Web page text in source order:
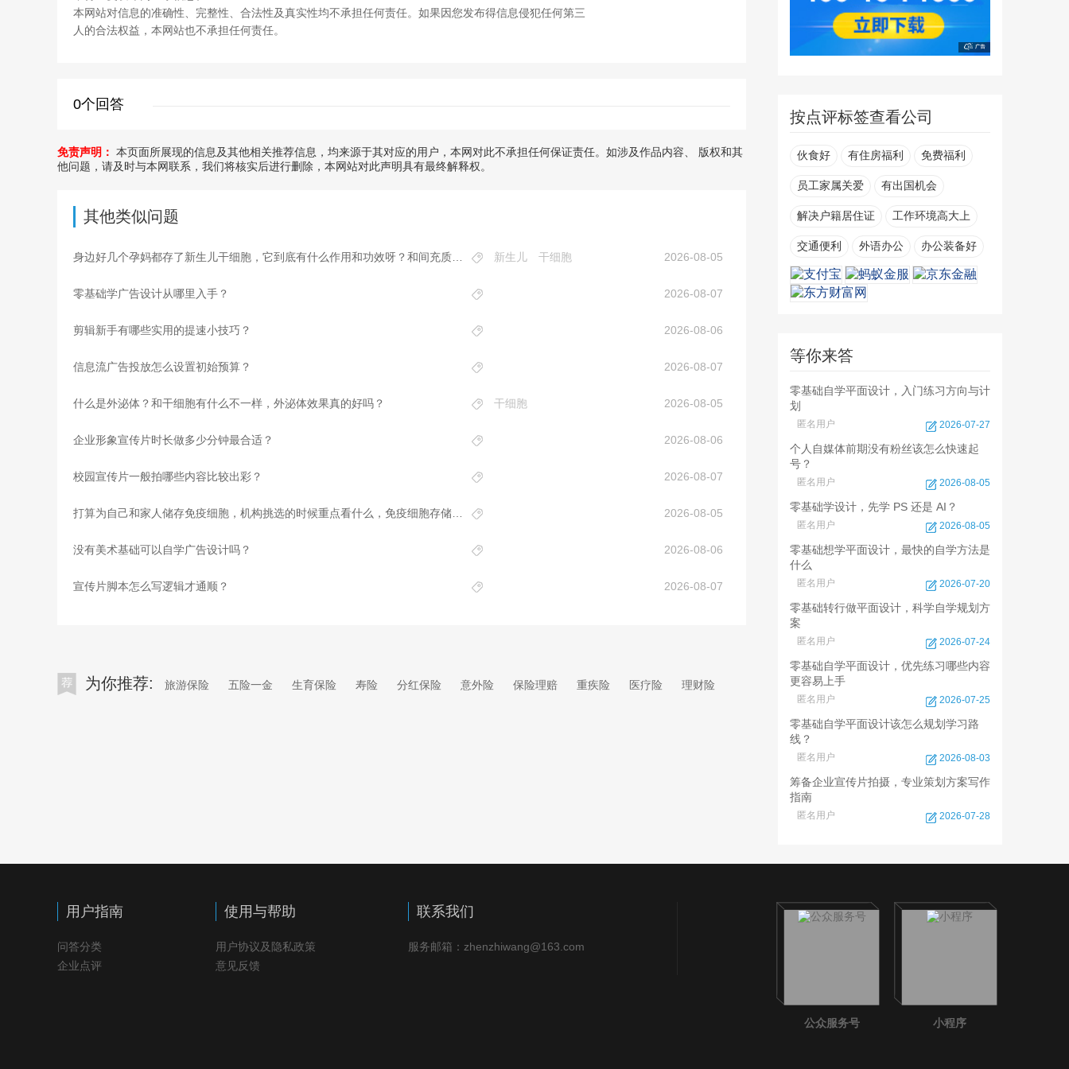
本网站对信息的准确性、完整性、合法性及真实性均不承担任何责任。如果因您发布得信息侵犯任何第三
人的合法权益，本网站也不承担任何责任。
0个回答
免责声明： 本页面所展现的信息及其他相关推荐信息，均来源于其对应的用户，本网对此不承担任何保证责任。如涉及作品内容、 版权和其
他问题，请及时与本网联系，我们将核实后进行删除，本网站对此声明具有最终解释权。
其他类似问题
新生儿 干细胞 2026-08-05
零基础学广告设计从哪里入手？ 2026-08-07
剪辑新手有哪些实用的提速小技巧？ 2026-08-06
信息流广告投放怎么设置初始预算？ 2026-08-07
什么是外泌体？和干细胞有什么不一样，外泌体效果真的好吗？ 干细胞 2026-08-05
企业形象宣传片时长做多少分钟最合适？ 2026-08-06
校园宣传片一般拍哪些内容比较出彩？ 2026-08-07
2026-08-05
没有美术基础可以自学广告设计吗？ 2026-08-06
宣传片脚本怎么写逻辑才通顺？ 2026-08-07
为你推荐: 旅游保险 五险一金 生育保险 寿险 分红保险 意外险 保险理赔 重疾险 医疗险 理财险
按点评标签查看公司
伙食好 有住房福利 免费福利
员工家属关爱 有出国机会
解决户籍居住证 工作环境高大上
交通便利 外语办公 办公装备好
等你来答
零基础自学平面设计，入门练习方向与计
划
匿名用户 2026-07-27
个人自媒体前期没有粉丝该怎么快速起
号？
匿名用户 2026-08-05
零基础学设计，先学 PS 还是 AI？
匿名用户 2026-08-05
零基础想学平面设计，最快的自学方法是
什么
匿名用户 2026-07-20
零基础转行做平面设计，科学自学规划方
案
匿名用户 2026-07-24
零基础自学平面设计，优先练习哪些内容
更容易上手
匿名用户 2026-07-25
零基础自学平面设计该怎么规划学习路
线？
匿名用户 2026-08-03
筹备企业宣传片拍摄，专业策划方案写作
指南
匿名用户 2026-07-28
用户指南
问答分类
企业点评
使用与帮助
用户协议及隐私政策
意见反馈
联系我们
服务邮箱：zhenzhiwang@163.com
公众服务号 小程序